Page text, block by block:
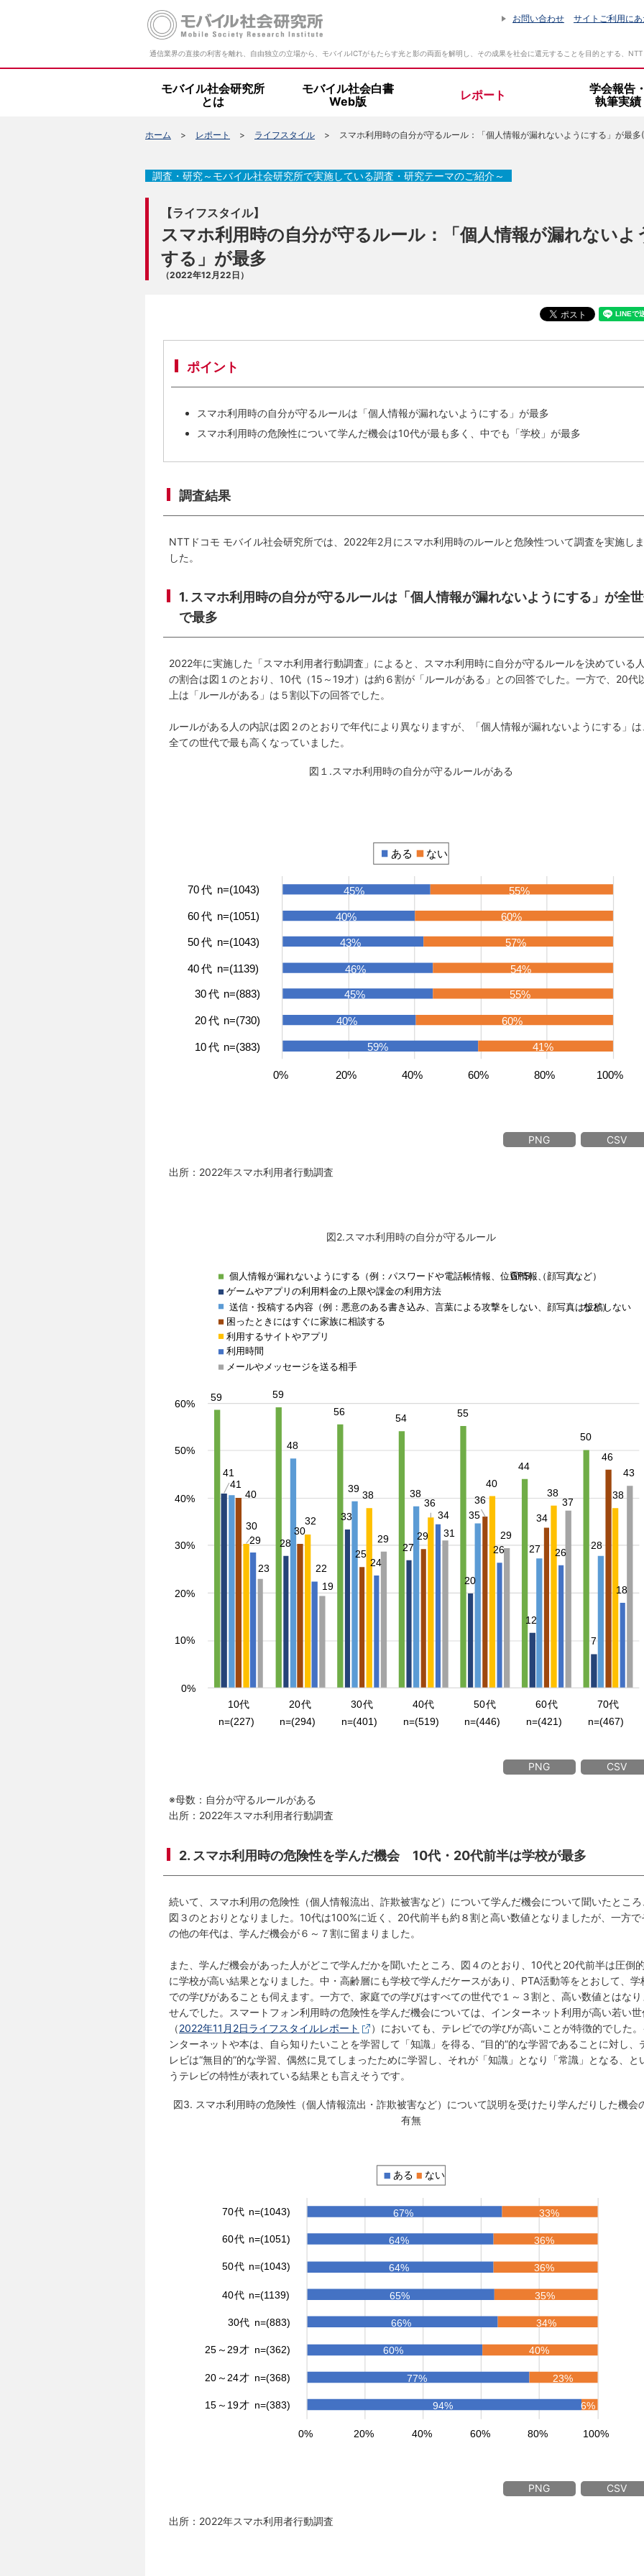
お問い合わせ サイトご利用に
通信業界の直接の利害を離れ、自由独立の立場から、モバイルICTがもたらす光と影の両面を解明し、その成果を社会に還元することを目的とする、
モバイル社会研究所
とは
所長挨拶
モバイル社会白書
Web版
レポート
学会報告
執筆実績
ホーム レポート ライフスタイル スマホ利用時の自分が守るルール：「個人情報が漏れないようにする」が最
【ライフスタイル】
スマホ利用時の自分が守るルール：「個人情報が漏れないよ
する」が最多
（2022年12月22日）
調査・研究～モバイル社会研究所で実施している調査・研究テーマのご紹介～
ポイント
スマホ利用時の自分が守るルールは「個人情報が漏れないようにする」が最多
スマホ利用時の危険性について学んだ機会は10代が最も多く、中でも「学校」が最多
調査結果
NTTドコモ モバイル社会研究所では、2022年2月にスマホ利用時のルールと危険性ついて調査を実施しま
した。
1. スマホ利用時の自分が守るルールは「個人情報が漏れないようにする」が全
で最多
2022年に実施した「スマホ利用者行動調査」によると、スマホ利用時に自分が守るルールを決めている
の割合は図１のとおり、10代（15～19才）は約６割が「ルールがある」との回答でした。一方で、20代
上は「ルールがある」は５割以下の回答でした。
ルールがある人の内訳は図２のとおりで年代により異なりますが、「個人情報が漏れないようにする」は
全ての世代で最も高くなっていました。
図１.スマホ利用時の自分が守るルールがある
PNG CSV
出所：2022年スマホ利用者行動調査
図2.スマホ利用時の自分が守るルール
PNG CSV
※母数：自分が守るルールがある
出所：2022年スマホ利用者行動調査
2. スマホ利用時の危険性を学んだ機会 10代・20代前半は学校が最多
続いて、スマホ利用の危険性（個人情報流出、詐欺被害など）について学んだ機会について聞いたところ
図３のとおりとなりました。10代は100%に近く、20代前半も約８割と高い数値となりましたが、一方で
の他の年代は、学んだ機会が６～７割に留まりました。
また、学んだ機会があった人がどこで学んだかを聞いたところ、図４のとおり、10代と20代前半は圧倒
に学校が高い結果となりました。中・高齢層にも学校で学んだケースがあり、PTA活動等をとおして、学
での学びがあることも伺えます。一方で、家庭での学びはすべての世代で１～３割と、高い数値とはなり
せんでした。スマートフォン利用時の危険性を学んだ機会については、インターネット利用が高い若い世
（2022年11月2日ライフスタイルレポート
）においても、テレビでの学びが高いことが特徴的でした
ンターネットや本は、自ら知りたいことを学習して「知識」を得る、“目的”的な学習であることに対し、
レビは“無目的”的な学習、偶然に見てしまったために学習し、それが「知識」となり「常識」となる、と
うテレビの特性が表れている結果とも言えそうです。
図3. スマホ利用時の危険性（個人情報流出・詐欺被害など）について説明を受けたり学んだりした機会
有無
PNG CSV
出所：2022年スマホ利用者行動調査